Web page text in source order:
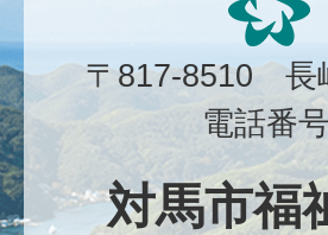
〒817-8510 長
電話番
対馬市福